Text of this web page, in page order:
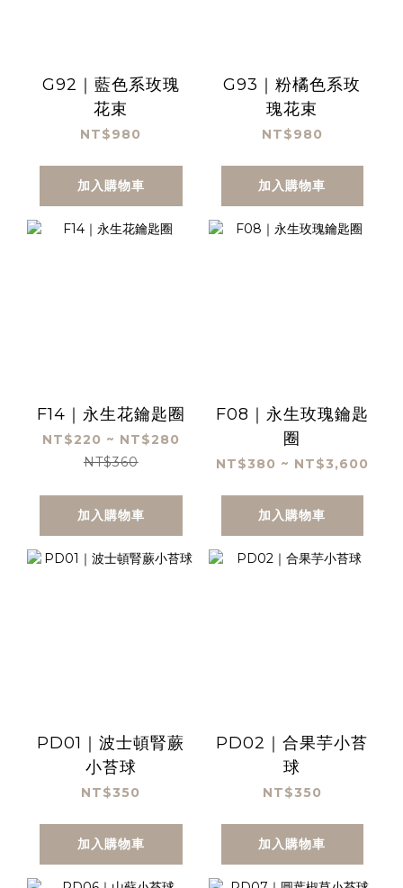
G92｜藍色系玫瑰
花束
NT$980
加入購物車
G93｜粉橘色系玫
瑰花束
NT$980
加入購物車
F14｜永生花鑰匙圈
NT$220 ~ NT$280
NT$360
加入購物車
F08｜永生玫瑰鑰匙
圈
NT$380 ~ NT$3,600
加入購物車
PD01｜波士頓腎蕨
小苔球
NT$350
加入購物車
PD02｜合果芋小苔
球
NT$350
加入購物車